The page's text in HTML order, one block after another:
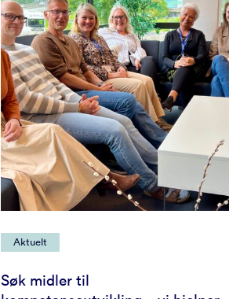
Aktuelt
Søk midler til